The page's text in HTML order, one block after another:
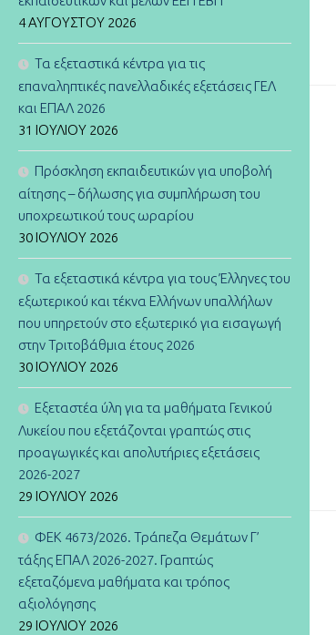
4 ΑΥΓΟΎΣΤΟΥ 2026
Τα εξεταστικά κέντρα για τις
επαναληπτικές πανελλαδικές εξετάσεις ΓΕΛ
και ΕΠΑΛ 2026
31 ΙΟΥΛΊΟΥ 2026
Πρόσκληση εκπαιδευτικών για υποβολή
αίτησης – δήλωσης για συμπλήρωση του
υποχρεωτικού τους ωραρίου
30 ΙΟΥΛΊΟΥ 2026
Τα εξεταστικά κέντρα για τους Έλληνες του
εξωτερικού και τέκνα Ελλήνων υπαλλήλων
που υπηρετούν στο εξωτερικό για εισαγωγή
στην Τριτοβάθμια έτους 2026
30 ΙΟΥΛΊΟΥ 2026
Εξεταστέα ύλη για τα μαθήματα Γενικού
Λυκείου που εξετάζονται γραπτώς στις
προαγωγικές και απολυτήριες εξετάσεις
2026-2027
29 ΙΟΥΛΊΟΥ 2026
ΦΕΚ 4673/2026. Τράπεζα Θεμάτων Γ’
τάξης ΕΠΑΛ 2026-2027. Γραπτώς
εξεταζόμενα μαθήματα και τρόπος
αξιολόγησης
29 ΙΟΥΛΊΟΥ 2026